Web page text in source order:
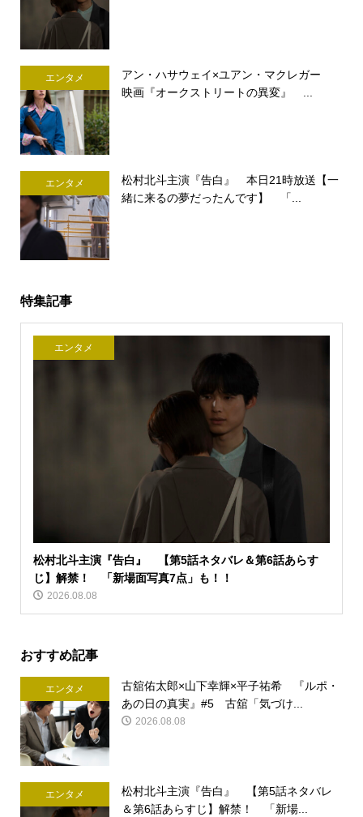
エンタメ
アン・ハサウェイ×ユアン・マクレガー
映画『オークストリートの異変』 ...
エンタメ
松村北斗主演『告白』 本日21時放送【一
緒に来るの夢だったんです】 「...
特集記事
エンタメ
松村北斗主演『告白』 【第5話ネタバレ＆第6話あらす
じ】解禁！ 「新場面写真7点」も！！
2026.08.08
おすすめ記事
エンタメ
古舘佑太郎×山下幸輝×平子祐希 『ルポ・
あの日の真実』#5 古舘「気づけ...
2026.08.08
エンタメ
松村北斗主演『告白』 【第5話ネタバレ
＆第6話あらすじ】解禁！ 「新場...